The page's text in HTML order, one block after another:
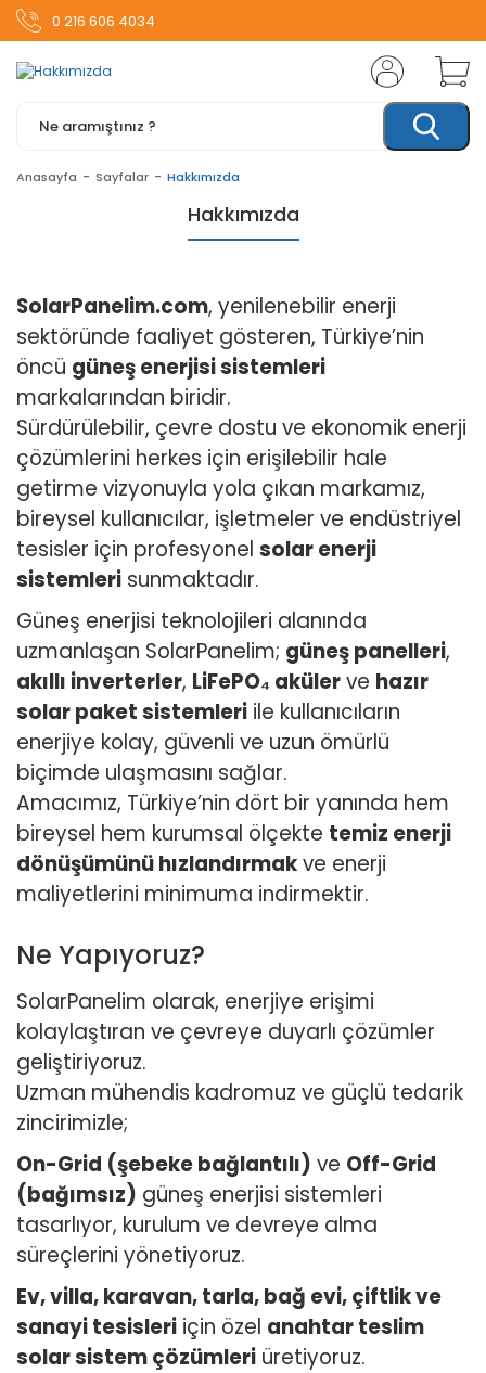
0 216 606 4034
Anasayfa Sayfalar Hakkımızda
Hakkımızda
SolarPanelim.com, yenilenebilir enerji
sektöründe faaliyet gösteren, Türkiye’nin
öncü güneş enerjisi sistemleri
markalarından biridir.
Sürdürülebilir, çevre dostu ve ekonomik enerji
çözümlerini herkes için erişilebilir hale
getirme vizyonuyla yola çıkan markamız,
bireysel kullanıcılar, işletmeler ve endüstriyel
tesisler için profesyonel solar enerji
sistemleri sunmaktadır.
Güneş enerjisi teknolojileri alanında
uzmanlaşan SolarPanelim; güneş panelleri,
akıllı inverterler, LiFePO₄ akülerve hazır
solar paket sistemleri ile kullanıcıların
enerjiye kolay, güvenli ve uzun ömürlü
biçimde ulaşmasını sağlar.
Amacımız, Türkiye’nin dört bir yanında hem
bireysel hem kurumsal ölçekte temiz enerji
dönüşümünü hızlandırmakve enerji
maliyetlerini minimuma indirmektir.
Ne Yapıyoruz?
SolarPanelim olarak, enerjiye erişimi
kolaylaştıran ve çevreye duyarlı çözümler
geliştiriyoruz.
Uzman mühendis kadromuz ve güçlü tedarik
zincirimizle;
On-Grid (şebeke bağlantılı) ve Off-Grid
(bağımsız) güneş enerjisi sistemleri
tasarlıyor, kurulum ve devreye alma
süreçlerini yönetiyoruz.
Ev, villa, karavan, tarla, bağ evi, çiftlik ve
sanayi tesisleri için özel anahtar teslim
solar sistem çözümleri üretiyoruz.